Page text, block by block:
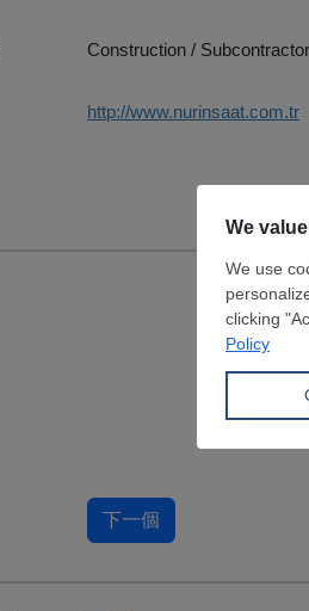
Construction / Subcontractor
http://www.nurinsaat.com.tr